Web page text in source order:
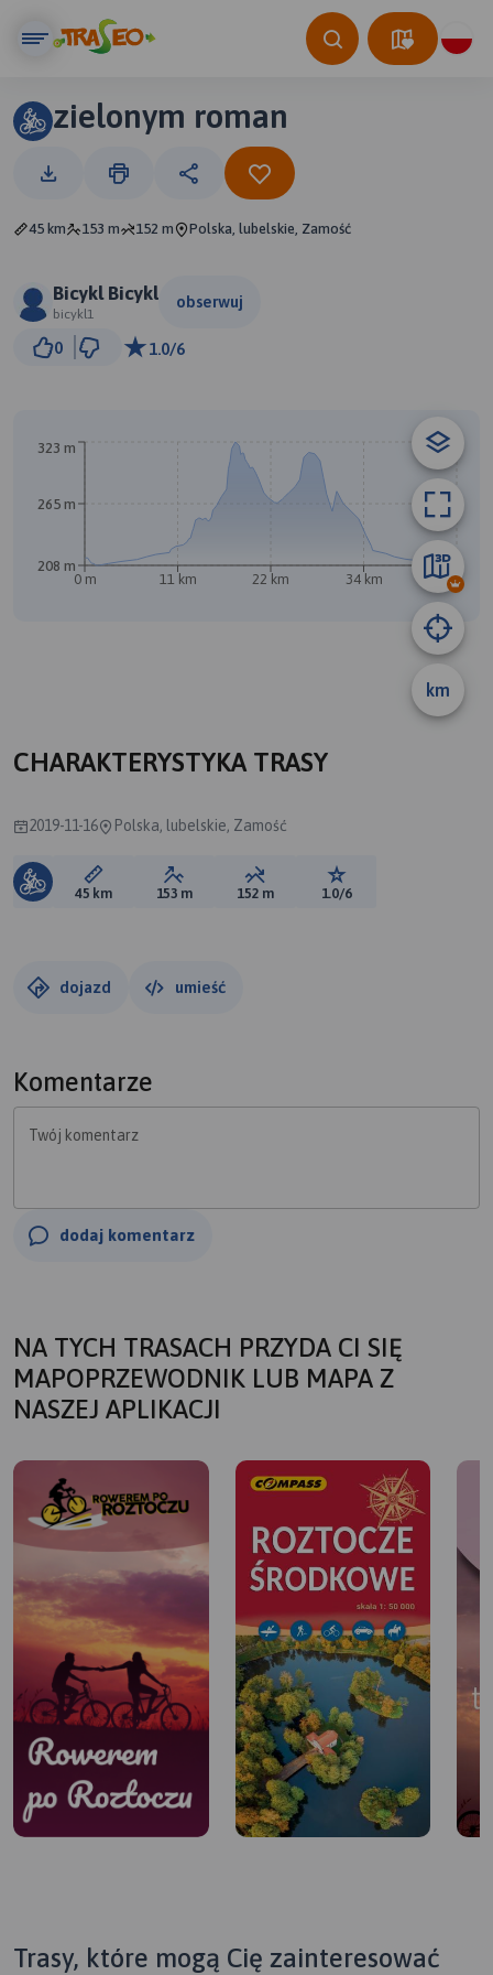
zielonym roman
45 km 153 m 152 m Polska, lubelskie, Zamość
Bicykl Bicykl
bicykl1
obserwuj
0 1.0/6
km
0 m 11 km 22 km 34 km 45 km
208 m
265 m
323 m
CHARAKTERYSTYKA TRASY
2019-11-16 Polska, lubelskie, Zamość
Długość trasy:
45 km Suma przewyższeń:
153 m Suma spadków:
152 m Ocena trasy:
1.0/6
dojazd umieść
Komentarze
Twój komentarz
dodaj komentarz
NA TYCH TRASACH PRZYDA CI SIĘ
MAPOPRZEWODNIK LUB MAPA Z
NASZEJ APLIKACJI
Trasy, które mogą Cię zainteresować